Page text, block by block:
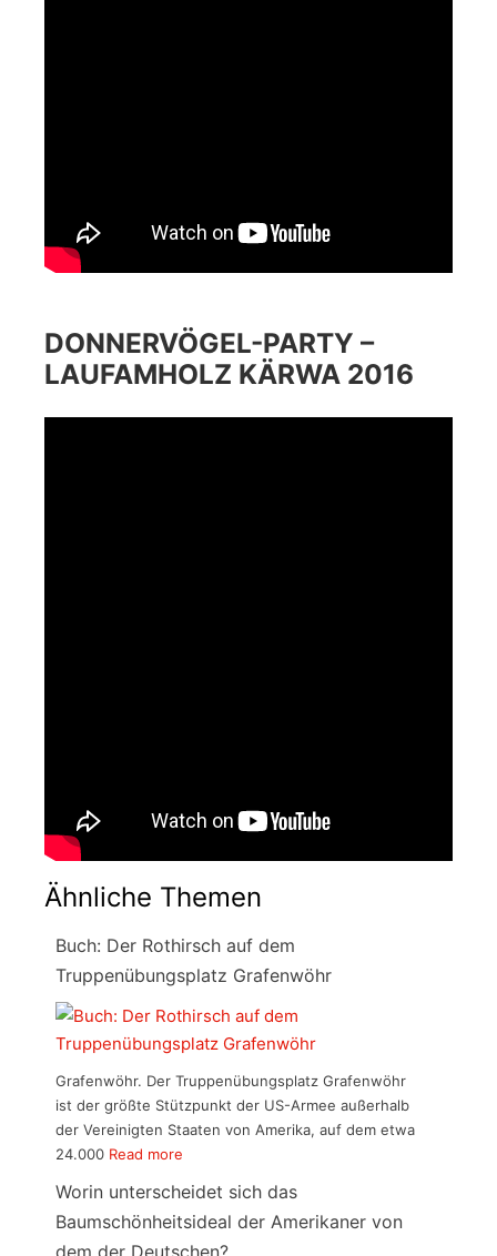
DONNERVÖGEL-PARTY –
LAUFAMHOLZ KÄRWA 2016
Ähnliche Themen
Buch: Der Rothirsch auf dem
Truppenübungsplatz Grafenwöhr
Grafenwöhr. Der Truppenübungsplatz Grafenwöhr
ist der größte Stützpunkt der US-Armee außerhalb
der Vereinigten Staaten von Amerika, auf dem etwa
24.000 Read more
Worin unterscheidet sich das
Baumschönheitsideal der Amerikaner von
dem der Deutschen?